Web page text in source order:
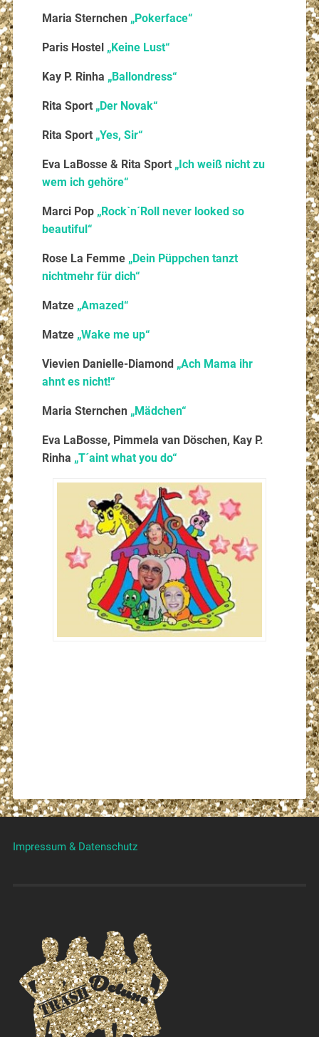
Maria Sternchen „Pokerface“
Paris Hostel „Keine Lust“
Kay P. Rinha „Ballondress“
Rita Sport „Der Novak“
Rita Sport „Yes, Sir“
Eva LaBosse & Rita Sport „Ich weiß nicht zu
wem ich gehöre“
Marci Pop „Rock`n´Roll never looked so
beautiful“
Rose La Femme „Dein Püppchen tanzt
nichtmehr für dich“
Matze „Amazed“
Matze „Wake me up“
Vievien Danielle-Diamond „Ach Mama ihr
ahnt es nicht!“
Maria Sternchen „Mädchen“
Eva LaBosse, Pimmela van Döschen, Kay P.
Rinha „T´aint what you do“
Impressum & Datenschutz